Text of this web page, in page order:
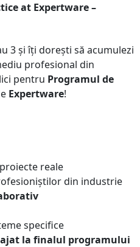
at Expertware –
3 și îți dorești să acumulezi
profesional din
pentru Programul de
Expertware!
reale
din industrie
specifice
la finalul programului